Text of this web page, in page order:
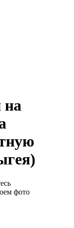
на
фото